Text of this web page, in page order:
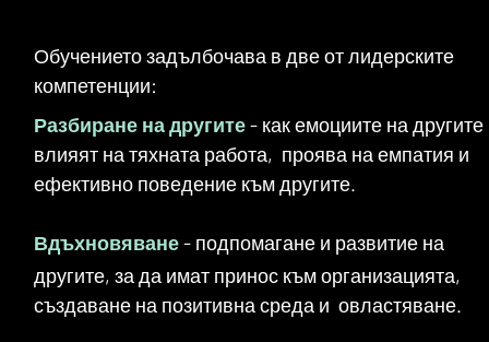
Обучението задълбочава в две от лидерските
компетенции:
Разбиране на другите- как емоциите на другите
влияят на тяхната работа, проява на емпатия и
ефективно поведение към другите.
Вдъхновяване- подпомагане и развитие на
другите, за да имат принос към организацията,
създаване на позитивна среда и овластяване.